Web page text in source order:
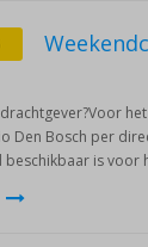
Den Bosch per
beschikbaar is voor